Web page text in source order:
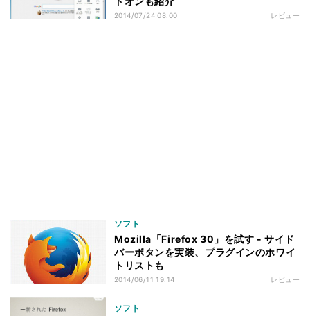
2014/07/24 08:00 レビュー
ソフト
Mozilla「Firefox 30」を試す - サイド
バーボタンを実装、プラグインのホワイ
トリストも
2014/06/11 19:14 レビュー
ソフト